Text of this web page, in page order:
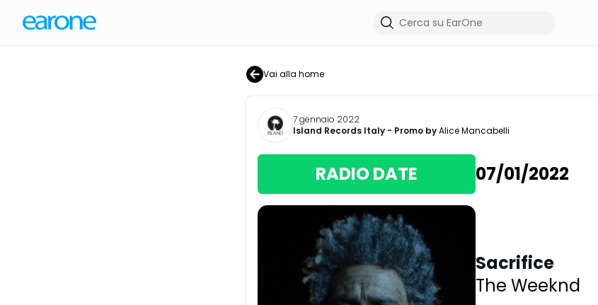
Vai alla home
7 gennaio 2022
Island Records Italy - Promo byAlice Mancabelli
RADIO DATE 07/01/2022
Sacrifice
The Weeknd